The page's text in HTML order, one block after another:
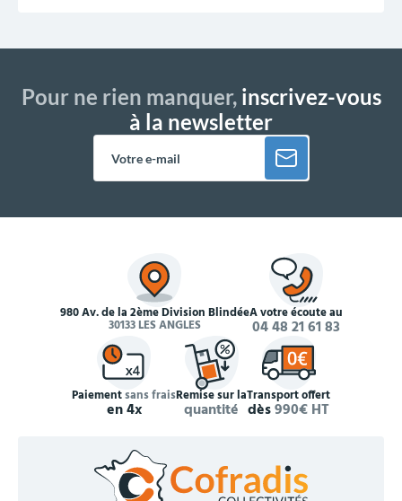
Pour ne rien manquer,inscrivez-vous
à la newsletter
980 Av. de la 2ème Division Blindée
30133 LES ANGLES
À votre écoute au
04 48 21 61 83
Paiementsans frais
en 4x
Remise sur la
quantité
Transport offert
dès990€ HT